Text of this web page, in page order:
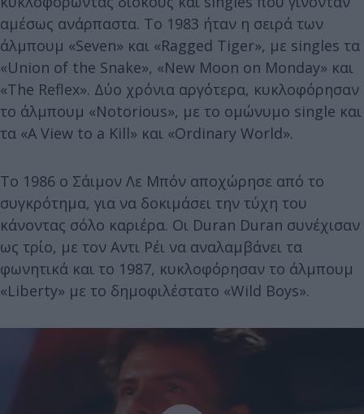
αμέσως ανάρπαστα. Το 1983 ήταν η σειρά των
άλμπουμ «Seven» και «Ragged Tiger», με singles τα
«Union of the Snake», «New Moon on Monday» και
«The Reflex». Δύο χρόνια αργότερα, κυκλοφόρησαν
το άλμπουμ «Notorious», με το ομώνυμο single και
τα «A View to a Kill» και «Ordinary World».
Το 1986 ο Σάιμον Λε Μπόν αποχώρησε από το
συγκρότημα, για να δοκιμάσει την τύχη του
κάνοντας σόλο καριέρα. Οι Duran Duran συνέχισαν
ως τρίο, με τον Αντι Ρέι να αναλαμβάνει τα
φωνητικά και το 1987, κυκλοφόρησαν το άλμπουμ
«Liberty» με το δημοφιλέστατο «Wild Boys».